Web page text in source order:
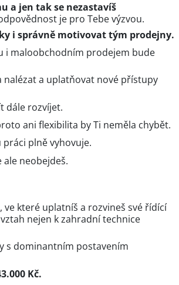
a jen tak se nezastavíš
je pro Tebe výzvou.
i správně motivovat tým prodejny.
i maloobchodním prodejem bude
nalézat a uplatňovat nové přístupy
dále rozvíjet.
ani flexibilita by Ti neměla chybět.
práci plně vyhovuje.
ale neobejdeš.
, ve které uplatníš a rozvineš své řídící
nejen k zahradní technice
s dominantním postavením
Kč.